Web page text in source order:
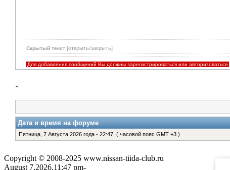
Скрытый текст [открыть/закрыть]
Для добавления сообщений Вы должны зарегистрироваться или авторизоваться
Дата и время на форуме
Пятница, 7 Августа 2026 года - 22:47, ( часовой пояс GMT +3 )
Copyright © 2008-2025 www.nissan-tiida-club.ru
August 7,2026,11:47 pm-